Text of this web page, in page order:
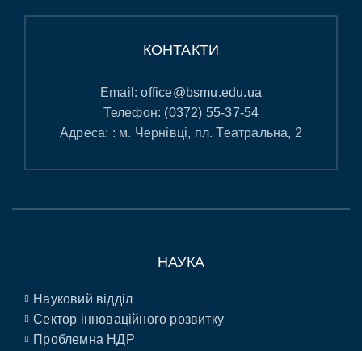
КОНТАКТИ
Email:office@bsmu.edu.ua
Телефон: (0372) 55-37-54
Адреса: : м. Чернівці, пл. Театральна, 2
НАУКА
Науковий відділ
Сектор інноваційного розвитку
Проблемна НДР